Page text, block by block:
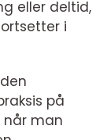
eller deltid,
i
på
når man